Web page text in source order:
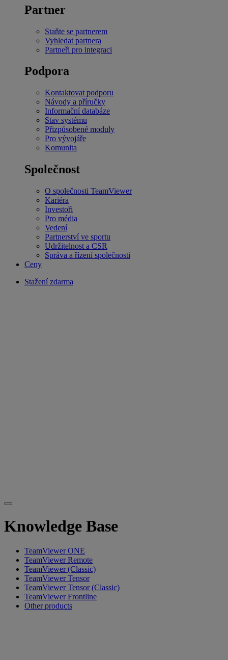
Partner
Staňte se partnerem
Vyhledat partnera
Partneři pro integraci
Podpora
Kontaktovat podporu
Návody a příručky
Informační databáze
Stav systému
Přizpůsobené moduly
Pro vývojáře
Komunita
Společnost
O společnosti TeamViewer
Kariéra
Investoři
Pro média
Vedení
Partnerství ve sportu
Udržitelnost a CSR
Správa a řízení společnosti
Ceny
Stažení zdarma
Knowledge Base
TeamViewer ONE
TeamViewer Remote
TeamViewer (Classic)
TeamViewer Tensor
TeamViewer Tensor (Classic)
TeamViewer Frontline
Other products